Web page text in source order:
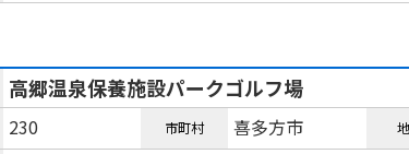
高郷温泉保養施設パークゴルフ場
230 市町村 喜多方市